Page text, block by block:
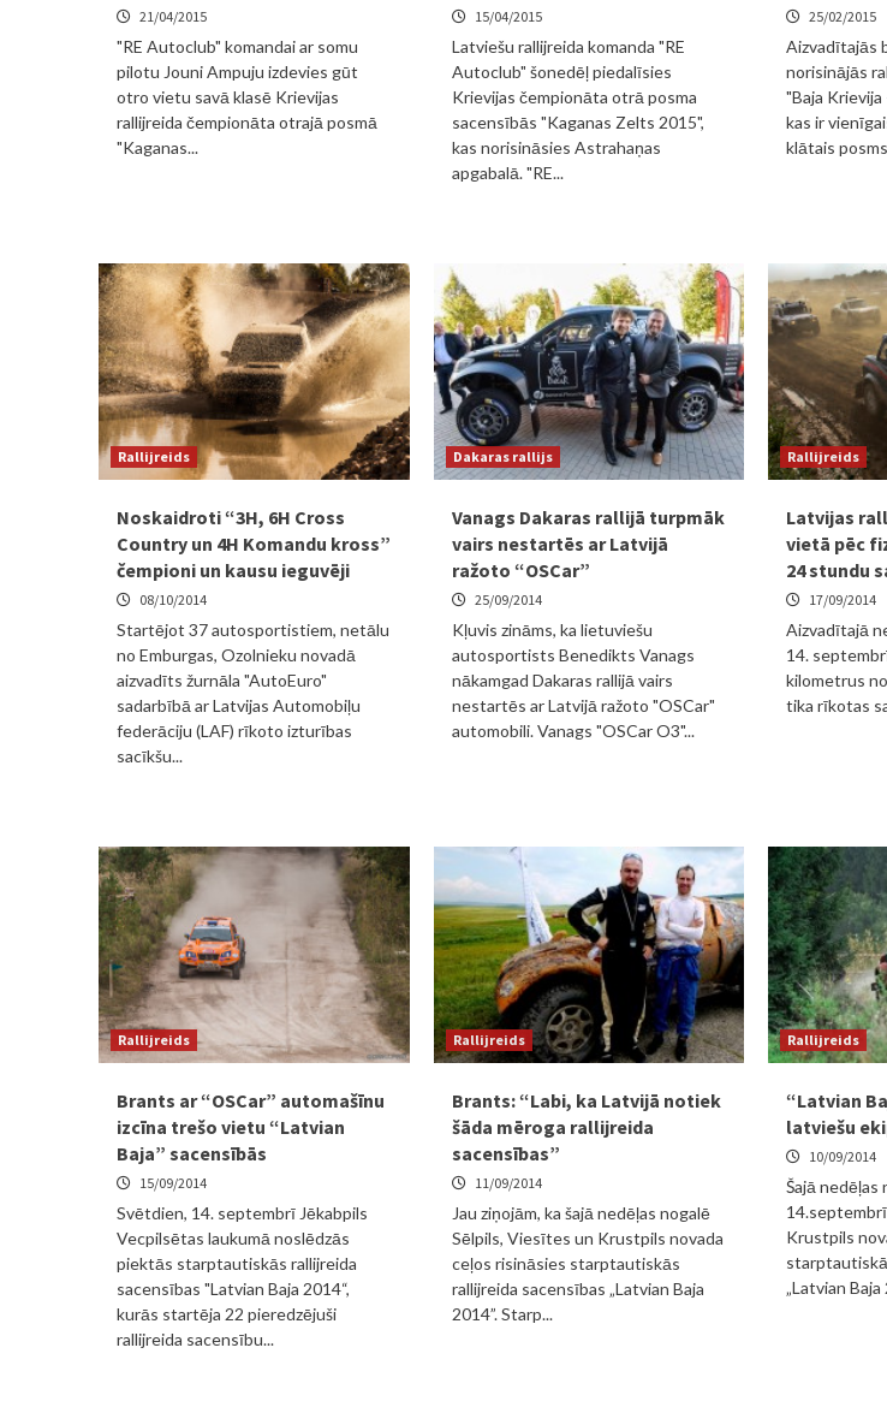
21/04/2015
"RE Autoclub" komandai ar somu
pilotu Jouni Ampuju izdevies gūt
otro vietu savā klasē Krievijas
rallijreida čempionāta otrajā posmā
"Kaganas...
15/04/2015
Latviešu rallijreida komanda "RE
Autoclub" šonedēļ piedalīsies
Krievijas čempionāta otrā posma
sacensībās "Kaganas Zelts 2015",
kas norisināsies Astrahaņas
apgabalā. "RE...
25/02/2015
Aizvadītajās
norisinājās
"Baja Krievija
kas ir
klātais
Rallijreids
Noskaidroti “3H, 6H Cross
Country un 4H Komandu kross”
čempioni un kausu ieguvēji
08/10/2014
Startējot 37 autosportistiem, netālu
no Emburgas, Ozolnieku novadā
aizvadīts žurnāla "AutoEuro"
sadarbībā ar Latvijas Automobiļu
federāciju (LAF) rīkoto izturības
sacīkšu...
Dakaras rallijs
Vanags Dakaras rallijā turpmāk
vairs nestartēs ar Latvijā
ražoto “OSCar”
25/09/2014
Kļuvis zināms, ka lietuviešu
autosportists Benedikts Vanags
nākamgad Dakaras rallijā vairs
nestartēs ar Latvijā ražoto "OSCar"
automobili. Vanags "OSCar O3"...
Rallijreids
Latvijas
vietā pēc
24 stundu
17/09/2014
Aizvadītajā
14.
kilometrus
tika rīkotas
Rallijreids
Brants ar “OSCar” automašīnu
izcīna trešo vietu “Latvian
Baja” sacensībās
15/09/2014
Svētdien, 14. septembrī Jēkabpils
Vecpilsētas laukumā noslēdzās
piektās starptautiskās rallijreida
sacensības "Latvian Baja 2014“,
kurās startēja 22 pieredzējuši
rallijreida sacensību...
Rallijreids
Brants: “Labi, ka Latvijā notiek
šāda mēroga rallijreida
sacensības”
11/09/2014
Jau ziņojām, ka šajā nedēļas nogalē
Sēlpils, Viesītes un Krustpils novada
ceļos risināsies starptautiskās
rallijreida sacensības „Latvian Baja
2014”. Starp...
Rallijreids
“Latvian
latviešu
10/09/2014
Šajā nedēļas
Krustpils
„Latvian Baja